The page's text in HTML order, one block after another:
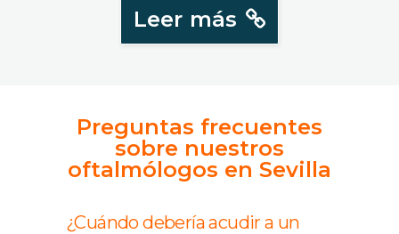
Leer más
Preguntas frecuentes
sobre nuestros
oftalmólogos en Sevilla
¿Cuándo debería acudir a un